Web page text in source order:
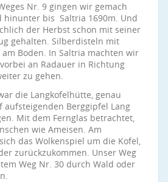
Nr. 9 gingen wir gemach
hinunter bis Saltria 1690m. Und
der Herbst schon mit seiner
gehalten. Silberdisteln mit
Boden. In Saltria machten wir
an Radauer in Richtung
zu gehen.
die Langkofelhütte, genau
Berggipfel Lang
Mit dem Fernglas betrachtet,
wie Ameisen. Am
das Wolkenspiel um die Kofel,
zurückzukommen. Unser Weg
Weg Nr. 30 durch Wald oder